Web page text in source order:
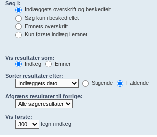
Søg i:
Indlæggets overskrift og beskedfelt
Søg kun i beskedfeltet
Emnets overskrift
Kun første indlæg i emnet
Vis resultater som:
Indlæg
Emner
Sorter resultater efter:
Stigende
Faldende
Afgræns resultater til forrige:
Vis første:
tegn i indlæg